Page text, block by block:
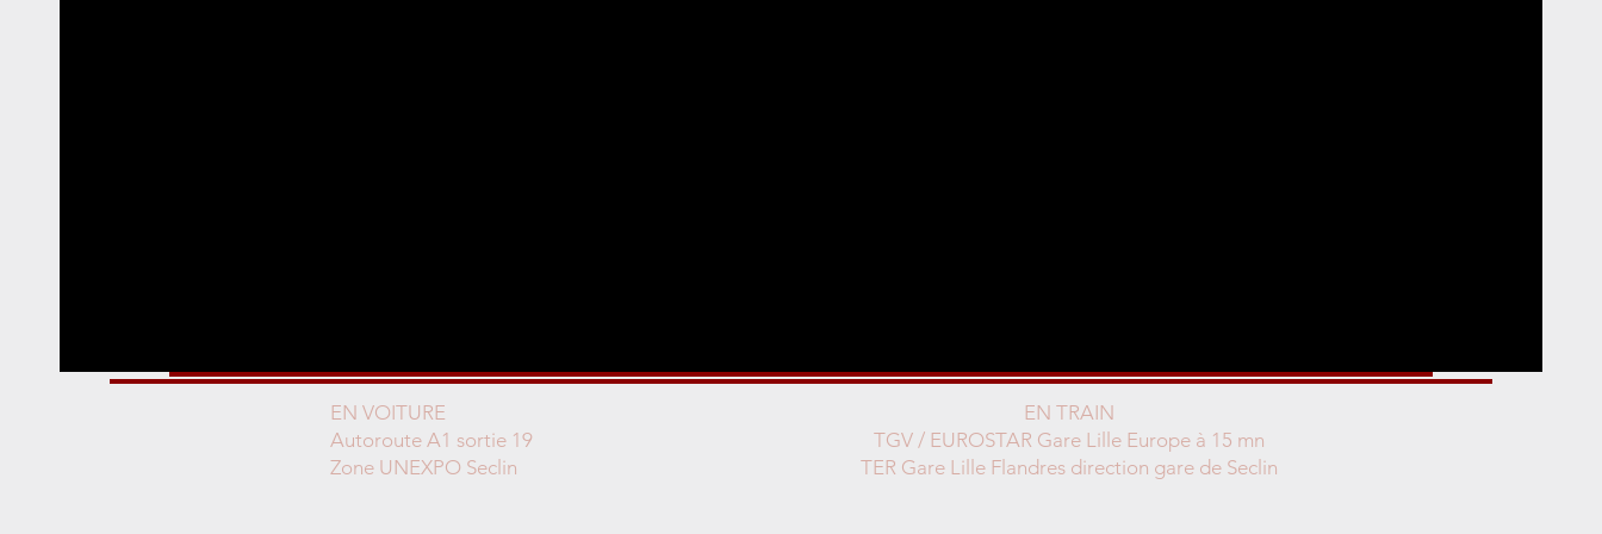
EN VOITURE
Autoroute A1 sortie 19
Zone UNEXPO Seclin
EN TRAIN
TGV / EUROSTAR Gare Lille Europe à 15 mn
TER Gare Lille Flandres direction gare de Seclin